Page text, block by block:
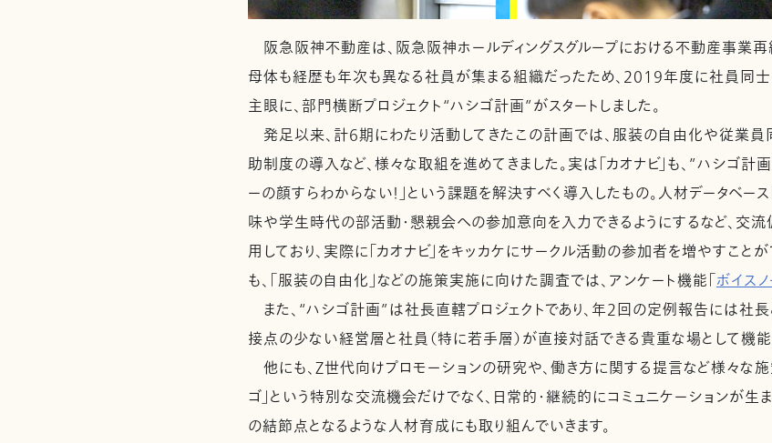
阪急阪神不動産は、阪急阪神ホールディングスグループにおける不動産事業
母体も経歴も年次も異なる社員が集まる組織だったため、2019年度に社員同士
主眼に、部門横断プロジェクト“ハシゴ計画”がスタートしました。
発足以来、計6期にわたり活動してきたこの計画では、服装の自由化や従業員
助制度の導入など、様々な取組を進めてきました。実は「カオナビ」も、”ハシゴ計
ーの顔すらわからない！」という課題を解決すべく導入したもの。人材データベース
味や学生時代の部活動・懇親会への参加意向を入力できるようにするなど、交流
用しており、実際に「カオナビ」をキッカケにサークル活動の参加者を増やすことが
も、「服装の自由化」などの施策実施に向けた調査では、アンケート機能「ボイス
また、“ハシゴ計画”は社長直轄プロジェクトであり、年2回の定例報告には社
接点の少ない経営層と社員（特に若手層）が直接対話できる貴重な場として機能
他にも、Z世代向けプロモーションの研究や、働き方に関する提言など様々な施
ゴ」という特別な交流機会だけでなく、日常的・継続的にコミュニケーションが生
の結節点となるような人材育成にも取り組んでいきます。